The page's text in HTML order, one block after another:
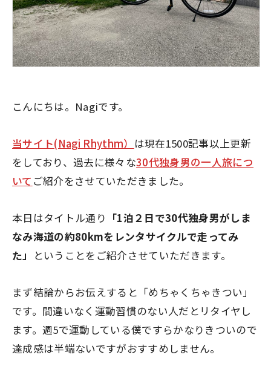
こんにちは。Nagiです。
当サイト(Nagi Rhythm） は現在1500記事以上更新
をしており、過去に様々な30代独身男の一人旅につ
いて ご紹介をさせていただきました。
本日はタイトル通り 「1泊２日で30代独身男がしま
なみ海道の約80kmをレンタサイクルで走ってみ
た」
ということをご紹介させていただきます。
まず結論からお伝えすると 「めちゃくちゃきつい」
です。間違いなく運動習慣のない人だとリタイヤし
ます。週5で運動している僕ですらかなりきついので
達成感は半端ないですがおすすめしません。